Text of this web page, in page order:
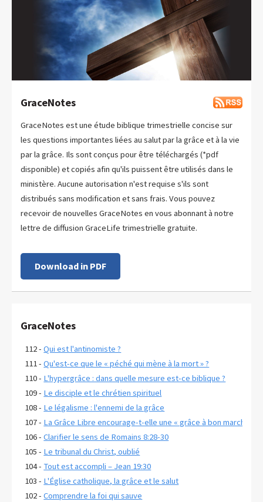
GraceNotes
GraceNotes est une étude biblique trimestrielle concise sur
les questions importantes liées au salut par la grâce et à la vie
par la grâce. Ils sont conçus pour être téléchargés (*pdf
disponible) et copiés afin qu'ils puissent être utilisés dans le
ministère. Aucune autorisation n'est requise s'ils sont
distribués sans modification et sans frais. Vous pouvez
recevoir de nouvelles GraceNotes en vous abonnant à notre
lettre de diffusion GraceLife trimestrielle gratuite.
Download in PDF
GraceNotes
112 -Qui est l'antinomiste ?
111 -Qu'est-ce que le « péché qui mène à la mort » ?
110 - L'hypergrâce : dans quelle mesure est-ce biblique ?
109 - Le disciple et le chrétien spirituel
108 - Le légalisme : l'ennemi de la grâce
107 - La Grâce Libre encourage-t-elle une « grâce à bon marché » ?
106 -Clarifier le sens de Romains 8:28-30
105 - Le tribunal du Christ, oublié
104 - Tout est accompli – Jean 19:30
103 - L'Église catholique, la grâce et le salut
102 -Comprendre la foi qui sauve